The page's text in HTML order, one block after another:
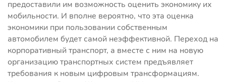
предоставили им возможность оценить экономику их
мобильности. И вполне вероятно, что эта оценка
экономики при пользовании собственным
автомобилем будет самой неэффективной. Переход на
корпоративный транспорт, а вместе с ним на новую
организацию транспортных систем предъявляет
требования к новым цифровым трансформациям.